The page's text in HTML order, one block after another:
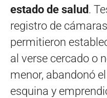
estado de salud .
registro de
permitieron
al verse cercado o
menor, abandonó
esquina y